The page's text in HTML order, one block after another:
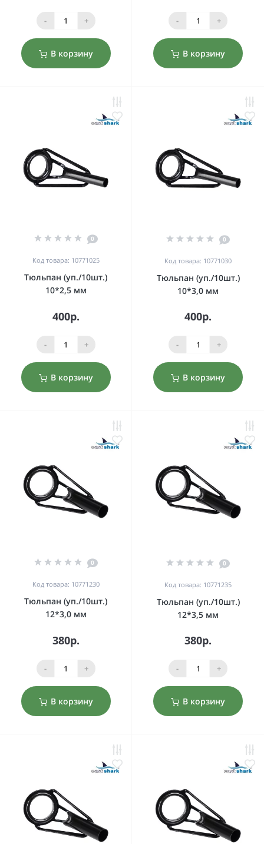
- +
В корзину
- +
В корзину
0
Код товара: 10771025
Тюльпан (уп./10шт.)
10*2,5 мм
400р.
- +
В корзину
0
Код товара: 10771030
Тюльпан (уп./10шт.)
10*3,0 мм
400р.
- +
В корзину
0
Код товара: 10771230
Тюльпан (уп./10шт.)
12*3,0 мм
380р.
- +
В корзину
0
Код товара: 10771235
Тюльпан (уп./10шт.)
12*3,5 мм
380р.
- +
В корзину